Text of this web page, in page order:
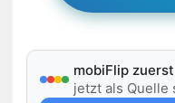
mobiFlip
jetzt als Quelle